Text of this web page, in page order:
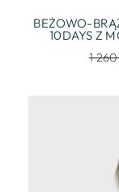
BEŻOWO-
10DAYS Z
1